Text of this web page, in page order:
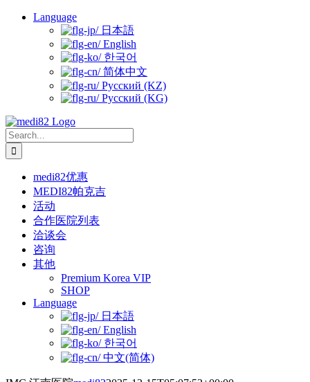
Skip
Language
日本語
English
한국어
简体中文
Русский (KZ)
Русский (KG)
Search
for:
medi82优惠
MEDI82帕克吉
活动
合作医院列表
洽谈会
咨询
其他
Premium Korea VIP
SHOP
Language
日本語
English
한국어
中文(简体)